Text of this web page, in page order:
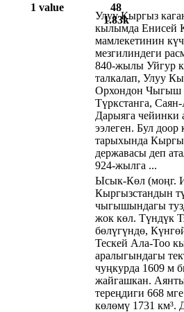
1 value
48
1.83k
Улуу Кыргыз
кылымда Енисей
мамлекетинин
мезгилиндеги
840-жылы Уйгур
талкалап, Улуу
Орхондон Чыгыш
Түркстанга,
Дарыяга чейинки
ээлеген. Бул доор
тарыхында
державасы деп
924-жылга ...
Ысык-Көл (моңг.
Кыргызстандын
чыгышындагы
жок көл. Түндүк
бөлүгүндө,
Тескей Ала-Тоо
аралыгындагы
чуңкурда 1609 м
жайгашкан.
тереңдиги 668
көлөмү 1731 км³.